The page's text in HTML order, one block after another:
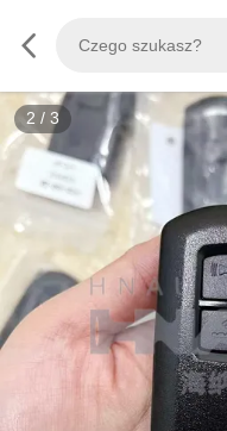
2 / 3